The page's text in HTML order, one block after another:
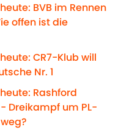
BVB im Rennen
offen ist die
CR7-Klub will
Nr. 1
Rashford
Dreikampf um PL-